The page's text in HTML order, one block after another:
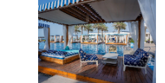
Reso
Consegna
Domande frequenti
Trova il negozio
Contattaci